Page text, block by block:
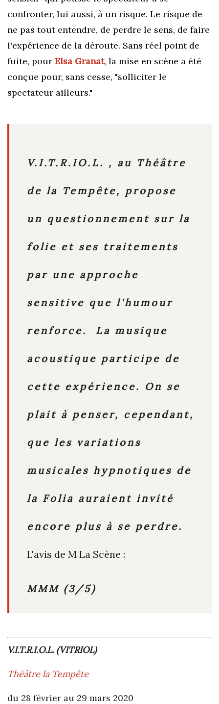
confronter, lui aussi, à un risque. Le risque de
ne pas tout entendre, de perdre le sens, de faire
l'expérience de la déroute. Sans réel point de
fuite, pour Elsa Granat, la mise en scène a été
conçue pour, sans cesse, "solliciter le
spectateur ailleurs."
V.I.T.R.IO.L. , au Théâtre
de la Tempête, propose
un questionnement sur la
folie et ses traitements
par une approche
sensitive que l'humour
renforce. La musique
acoustique participe de
cette expérience. On se
plait à penser, cependant,
que les variations
musicales hypnotiques de
la Folia auraient invité
encore plus à se perdre.
L'avis de M La Scène :
MMM (3/5)
V.I.T.R.I.O.L. (VITRIOL)
Théâtre la Tempête
du 28 février au 29 mars 2020